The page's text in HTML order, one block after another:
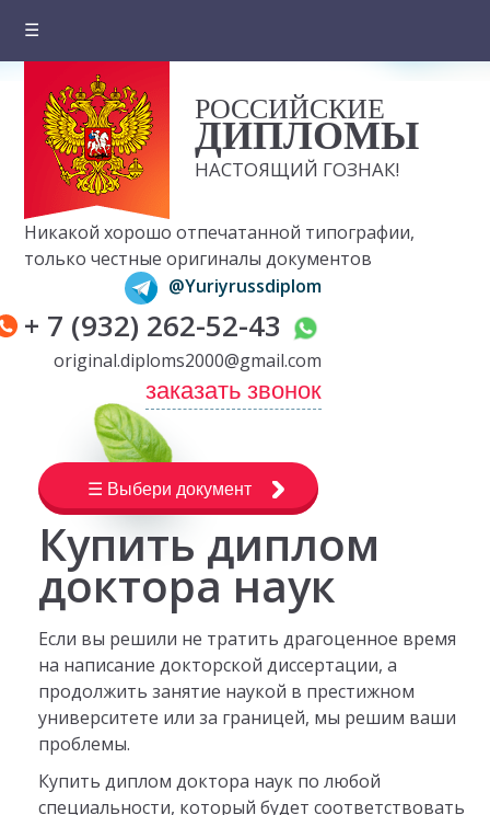
☰
О компании
Цены на документы
Вопросы и ответы
Отзывы клиентов
Оплата и доставка
Контакты
РОССИЙСКИЕ
ДИПЛОМЫ
НАСТОЯЩИЙ ГОЗНАК!
Никакой хорошо отпечатанной типографии,
только честные оригиналы документов
@Yuriyrussdiplom
+ 7 (932) 262-52-43
original.diploms2000@gmail.com
заказать звонок
☰ Выбери документ
Купить диплом
доктора наук
Если вы решили не тратить драгоценное время
на написание докторской диссертации, а
продолжить занятие наукой в престижном
университете или за границей, мы решим ваши
проблемы.
Купить диплом доктора наук по любой
специальности, который будет соответствовать